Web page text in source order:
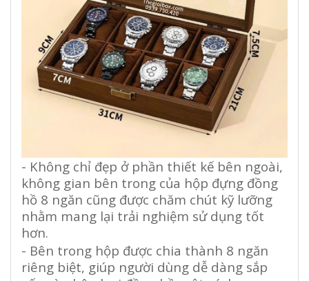
- Không chỉ đẹp ở phần thiết kế bên ngoài,
không gian bên trong của hộp đựng đồng
hồ 8 ngăn cũng được chăm chút kỹ lưỡng
nhằm mang lại trải nghiệm sử dụng tốt
hơn.
- Bên trong hộp được chia thành 8 ngăn
riêng biệt, giúp người dùng dễ dàng sắp